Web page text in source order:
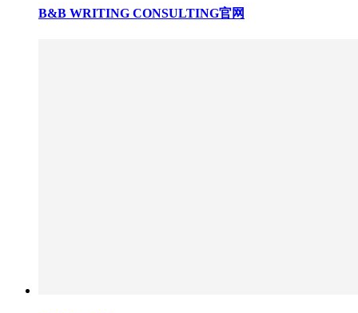
B&B WRITING CONSULTING官网